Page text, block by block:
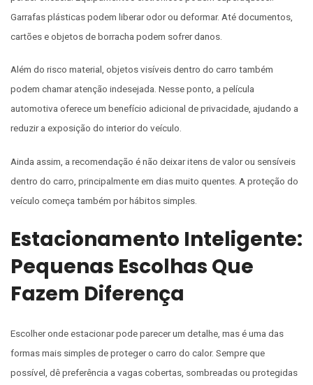
Garrafas plásticas podem liberar odor ou deformar. Até documentos,
cartões e objetos de borracha podem sofrer danos.
Além do risco material, objetos visíveis dentro do carro também
podem chamar atenção indesejada. Nesse ponto, a película
automotiva oferece um benefício adicional de privacidade, ajudando a
reduzir a exposição do interior do veículo.
Ainda assim, a recomendação é não deixar itens de valor ou sensíveis
dentro do carro, principalmente em dias muito quentes. A proteção do
veículo começa também por hábitos simples.
Estacionamento Inteligente:
Pequenas Escolhas Que
Fazem Diferença
Escolher onde estacionar pode parecer um detalhe, mas é uma das
formas mais simples de proteger o carro do calor. Sempre que
possível, dê preferência a vagas cobertas, sombreadas ou protegidas